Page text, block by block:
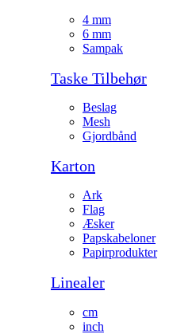
4 mm
6 mm
Sampak
Taske Tilbehør
Beslag
Mesh
Gjordbånd
Karton
Ark
Flag
Æsker
Papskabeloner
Papirprodukter
Linealer
cm
inch